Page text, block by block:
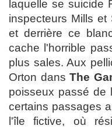
laquelle se suicide
inspecteurs Mills
et derrière ce
cache l'horrible
plus sales. Aux
Orton dansThe
poisseux passé de
certains passages
l'île fictive, où